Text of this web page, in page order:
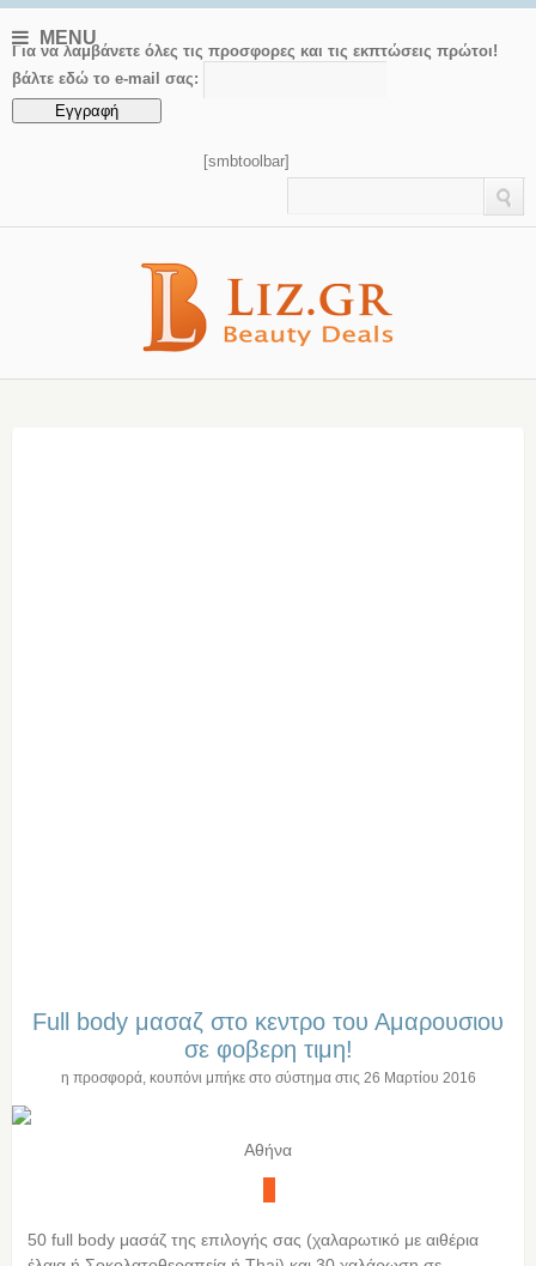
MENU
Για να λαμβάνετε όλες τις προσφορες και τις εκπτώσεις πρώτοι!
βάλτε εδώ το e-mail σας:
[smbtoolbar]
Full body μασαζ στο κεντρο του Αμαρουσιου
σε φοβερη τιμη!
η προσφορά, κουπόνι μπήκε στο σύστημα στις 26 Μαρτίου 2016
Αθήνα
50 full body μασάζ της επιλογής σας (χαλαρωτικό με αιθέρια